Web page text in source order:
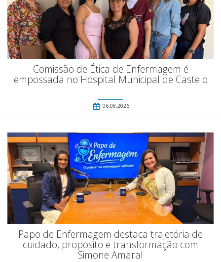
Comissão de Ética de Enfermagem é
empossada no Hospital Municipal de Castelo
06.08.2026
Papo de Enfermagem destaca trajetória de
cuidado, propósito e transformação com
Simone Amaral